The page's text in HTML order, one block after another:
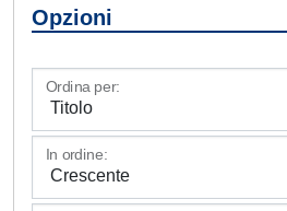
Opzioni
Ordina per:
In ordine: